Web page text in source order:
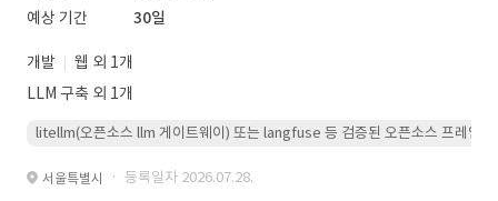
예상 기간
30일
개발
웹 외 1개
LLM 구축 외 1개
litellm(오픈소스 llm 게이트웨이) 또는 langfuse 등 검증된 오픈소스 프레임워
서울특별시 · 등록일자 2026.07.28.